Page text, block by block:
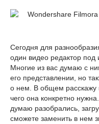
Сегодня для
один видео редактор
Многие из вас думаю с
его представлении, но
о нем. В общем расскажу
чего она конкретно
думаю разобрались,
сможете заменить в нем